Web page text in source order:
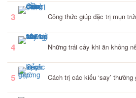
3 Công thức giúp đặc trị mụn
4 Những trái cây khi ăn không
5 Cách trị các kiểu ‘say’ thường